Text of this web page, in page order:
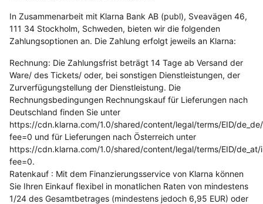
In Zusammenarbeit mit Klarna Bank AB (publ), Sveavägen 46,
111 34 Stockholm, Schweden, bieten wir die folgenden
Zahlungsoptionen an. Die Zahlung erfolgt jeweils an Klarna:
Rechnung: Die Zahlungsfrist beträgt 14 Tage ab Versand der
Ware/ des Tickets/ oder, bei sonstigen Dienstleistungen, der
Zurverfügungstellung der Dienstleistung. Die
Rechnungsbedingungen Rechnungskauf für Lieferungen nach
Deutschland finden Sie unter
https://cdn.klarna.com/1.0/shared/content/legal/terms/EID/
fee=0 und für Lieferungen nach Österreich unter
https://cdn.klarna.com/1.0/shared/content/legal/terms/EID/de_at/
fee=0.
Ratenkauf : Mit dem Finanzierungsservice von Klarna können
Sie Ihren Einkauf flexibel in monatlichen Raten von mindestens
1/24 des Gesamtbetrages (mindestens jedoch 6,95 EUR) oder